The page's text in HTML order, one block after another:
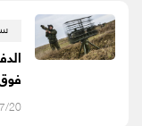
2024/